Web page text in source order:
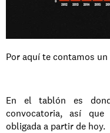
Por aquí te contamos
En el tablón es
convocatoria, así
obligada a partir de hoy.